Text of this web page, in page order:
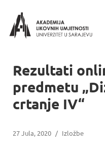
Rezultati
predmetu
crtanje IV“
27 Jula, 2020 / Izložbe